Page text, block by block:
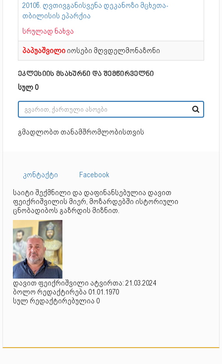
2010წ. ღვთივგანისვენა დეკანოზი მცხეთა-
თბილისის ეპარქია
სრულად ნახვა
პაპუაშვილი იოსები მღვდელმონაზონი
ეკლესიის მსახურნი და შემწირველნი
სულ 0
გმადლობთ თანამშრომლობისთვის
კონტაქტი
Facebook
საიტი შექმნილი და დაფინანსებულია დავით
ფეიქრიშვილის მიერ, მოზარდებში ისტორიული
ცნობადიბოს გაზრდის მიზნით.
დავით ფეიქრიშვილი ატვირთა: 21.03.2024
ბოლო რედაქტირება 01.01.1970
სულ რედაქტირებულია 0